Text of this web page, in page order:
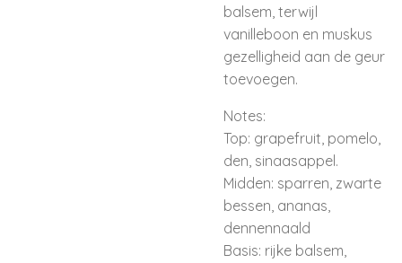
balsem, terwijl
vanilleboon en muskus
gezelligheid aan de geur
toevoegen.
Notes:
Top: grapefruit, pomelo,
den, sinaasappel.
Midden: sparren, zwarte
bessen, ananas,
dennennaald
Basis: rijke balsem,